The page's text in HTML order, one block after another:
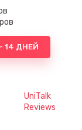
14 ДНЕЙ
UniTalk
Reviews